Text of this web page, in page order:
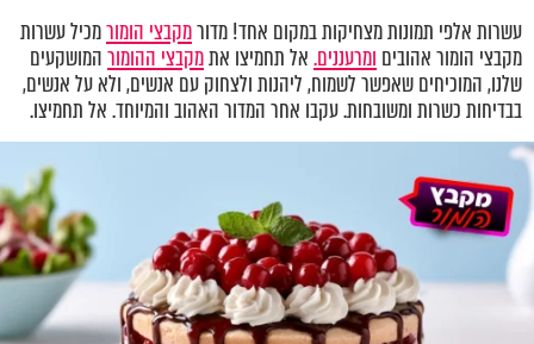
עשרות אלפי תמונות מצחיקות במקום אחד! מדורמקבצי הומורמכיל עשרות
מקבצי הומור אהובים ומרעננים.אל תחמיצו אתמקבצי ההומורהמושקעים
שלנו, המוכיחים שאפשר לשמוח, ליהנות ולצחוק עם אנשים, ולא על אנשים,
בבדיחות כשרות ומשובחות. עקבו אחר המדור האהוב והמיוחד. אל תחמיצו.